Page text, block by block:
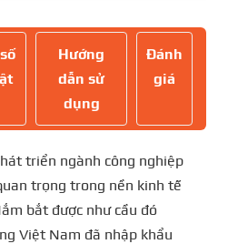
Hướng
dẫn sử
dụng
Đánh
giá
triển ngành công nghiệp
trọng trong nền kinh tế
bắt được như cầu đó
Việt Nam đã nhập khẩu